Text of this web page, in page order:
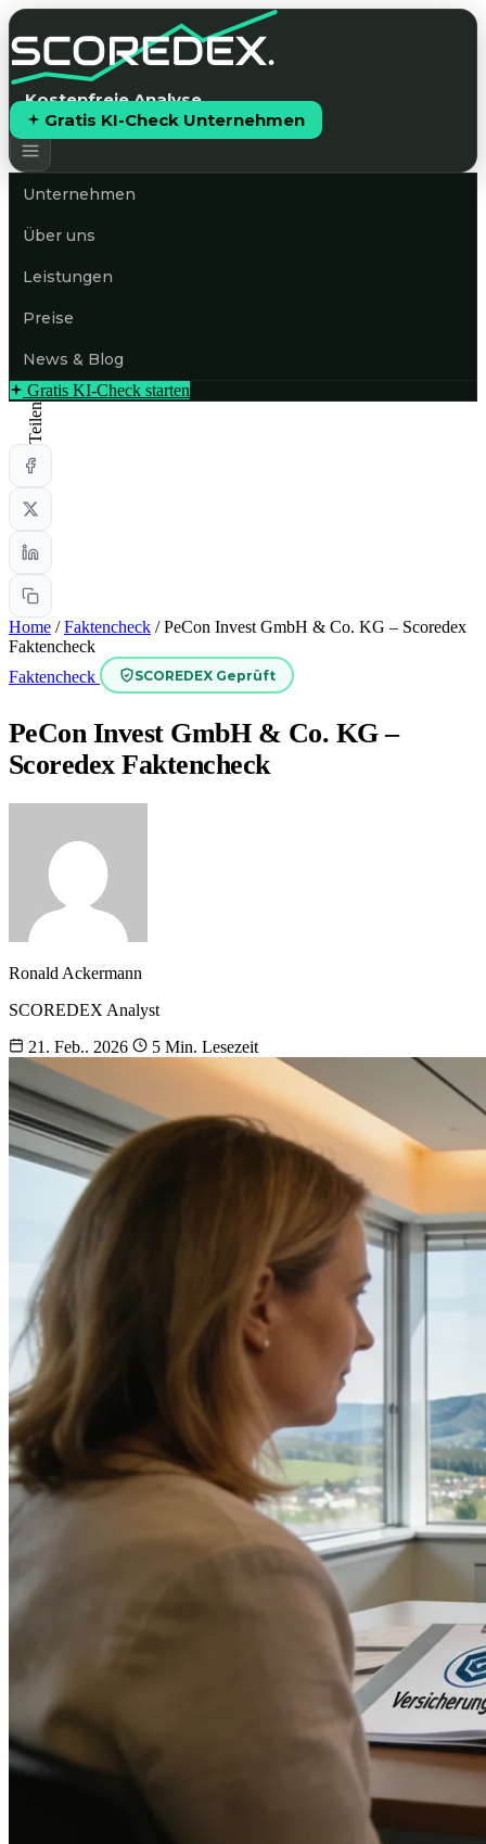
Kostenfreie Analyse
Gratis KI-Check Unternehmen
Unternehmen
Über uns
Leistungen
Preise
News & Blog
Gratis KI-Check starten
Teilen
Home / Faktencheck / PeCon Invest GmbH & Co. KG – Scoredex
Faktencheck
Faktencheck
SCOREDEX Geprüft
PeCon Invest GmbH & Co. KG –
Scoredex Faktencheck
Ronald Ackermann
SCOREDEX Analyst
21. Feb.. 2026
5 Min. Lesezeit